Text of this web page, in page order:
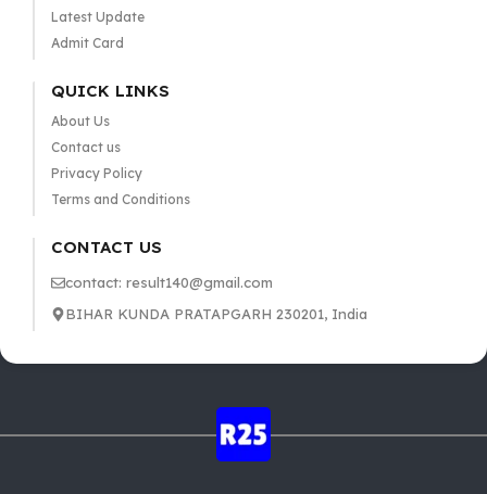
Latest Update
Admit Card
QUICK LINKS
About Us
Contact us
Privacy Policy
Terms and Conditions
CONTACT US
contact: result140@gmail.com
BIHAR KUNDA PRATAPGARH 230201, India